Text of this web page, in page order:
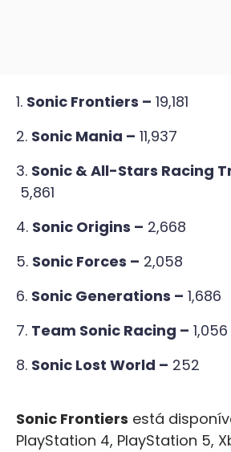
Sonic Frontiers – 19,181
Sonic Mania – 11,937
Sonic & All-Stars Racing
5,861
Sonic Origins – 2,668
Sonic Forces – 2,058
Sonic Generations – 1,686
Team Sonic Racing – 1,056
Sonic Lost World – 252
Sonic Frontiers está
PlayStation 4, PlayStation 5,